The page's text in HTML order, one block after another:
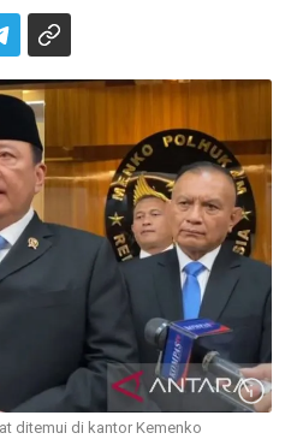
ditemui di kantor Kemenko